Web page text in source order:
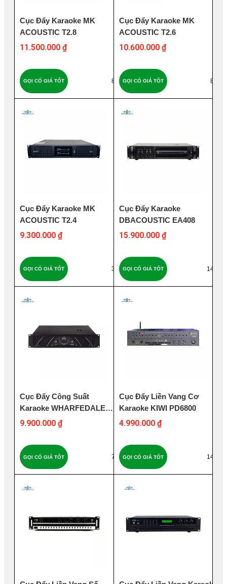
Cục Đẩy Karaoke MK
ACOUSTIC T2.8
11.500.000 ₫
GỌI CÓ GIÁ TỐT 89
Cục Đẩy Karaoke MK
ACOUSTIC T2.6
10.600.000 ₫
GỌI CÓ GIÁ TỐT 87
Cục Đẩy Karaoke MK
ACOUSTIC T2.4
9.300.000 ₫
GỌI CÓ GIÁ TỐT 36
Cục Đẩy Karaoke
DBACOUSTIC EA408
15.900.000 ₫
GỌI CÓ GIÁ TỐT 149
Cục Đẩy Công Suất
Karaoke WHARFEDALE
PRO XR1500
9.900.000 ₫
GỌI CÓ GIÁ TỐT 73
Cục Đẩy Liền Vang Cơ
Karaoke KIWI PD6800
4.990.000 ₫
GỌI CÓ GIÁ TỐT 142